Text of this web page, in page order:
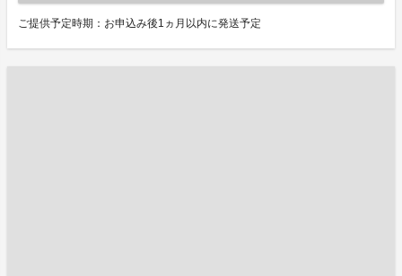
ご提供予定時期：お申込み後1ヵ月以内に発送予定